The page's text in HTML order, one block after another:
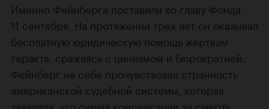
Именно Фейнберга поставили во главу Фонда
11 сентября. На протяжении трех лет он оказывал
бесплатную юридическую помощь жертвам
теракта, сражаясь с цинизмом и бюрократией.
Фейнберг на себе прочувствовал странность
американской судебной системы, которая
заявляла, что сумма компенсации за смерть